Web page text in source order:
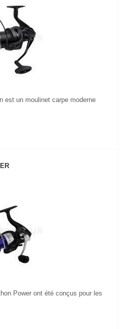
LE PRODUIT
est un moulinet carpe moderne
LE PRODUIT
Power ont été conçus pour les